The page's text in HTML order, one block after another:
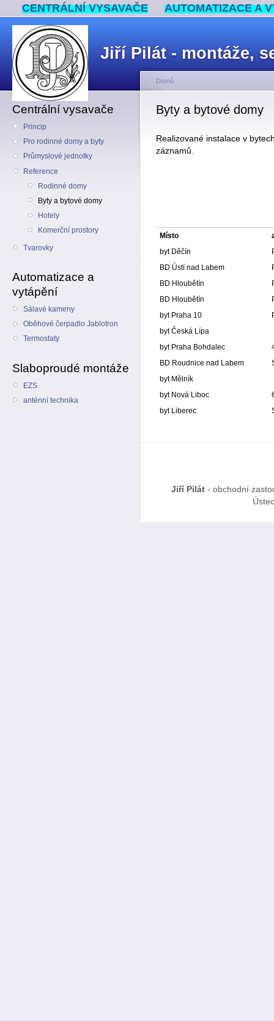
CENTRÁLNÍ VYSAVAČE AUTOMATIZACE A
Jiří Pilát - montáže,
Centrální vysavače
Princip
Pro rodinné domy a byty
Průmyslové jednotky
Reference
Rodinné domy
Byty a bytové domy
Hotely
Komerční prostory
Tvarovky
Automatizace a
vytápění
Sálavé kameny
Oběhové čerpadlo Jablotron
Termostaty
Slaboproudé montáže
EZS
anténní technika
Domů
Byty a bytové domy
Realizované instalace v
záznamů.
Místo
byt Děčín
BD Ústí nad Labem
BD Hloubětín
BD Hloubětín
byt Praha 10
byt Česká Lípa
byt Praha Bohdalec
BD Roudnice nad Labem
byt Mělník
byt Nová Liboc
byt Liberec
Jiří Pilát - obchodní